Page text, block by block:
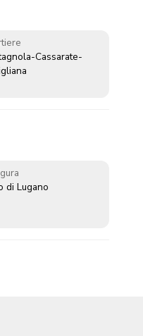
Cassarate-
di Lugano